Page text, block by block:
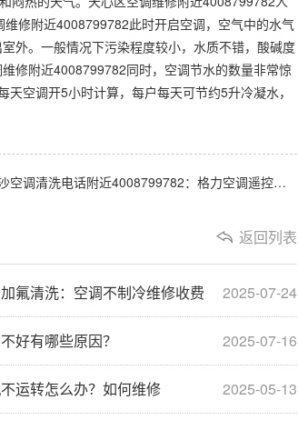
修附近4008799782此时开启空调，空气中的水气
外。一般情况下污染程度较小，水质不错，酸碱度
修附近4008799782同时，空调节水的数量非常惊
空调开5小时计算，每户每天可节约5升冷凝水，
下一篇：长沙空调清洗电话附近4008799782：格力空调遥控器显示温度但是打不开空调
返回列表
2025-07-24
氟清洗：空调不制冷维修收费
2025-07-16
好有哪些原因？
2025-05-13
运转怎么办？如何维修